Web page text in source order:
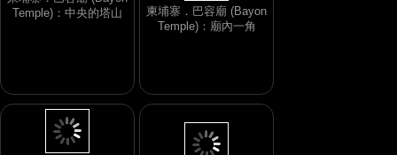
Temple)：中央的塔山
柬埔寨．巴容廟 (Bayon
Temple)：廟內一角